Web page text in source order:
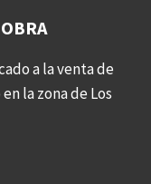
a la venta de
la zona de Los